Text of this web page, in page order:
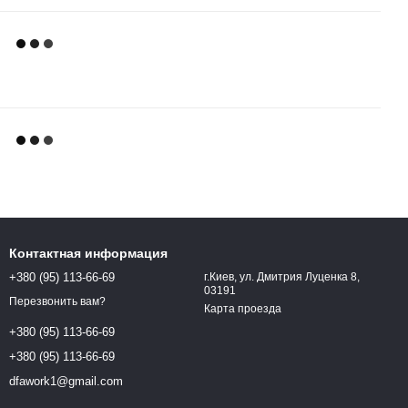
Контактная информация
+380 (95) 113-66-69
Перезвонить вам?
+380 (95) 113-66-69
+380 (95) 113-66-69
dfawork1@gmail.com
г.Киев, ул. Дмитрия Луценка 8,
03191
Карта проезда